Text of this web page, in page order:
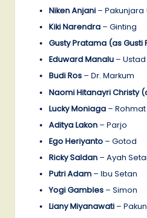
Niken Anjani – Pakunjara
Kiki Narendra – Ginting
Gusty Pratama (as Gusti
Eduward Manalu – Ustad
Budi Ros – Dr. Markum
Naomi Hitanayri Christy
Lucky Moniaga – Rohmat
Aditya Lakon – Parjo
Ego Heriyanto – Gotod
Ricky Saldan – Ayah
Putri Adam – Ibu Setan
Yogi Gambles – Simon
Liany Miyanawati –